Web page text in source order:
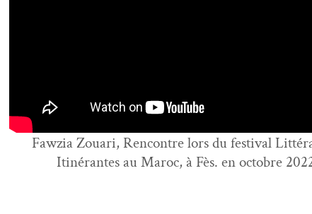
Fawzia Zouari, Ren­con­tre lors du fes­ti­val
Itinérantes au Maroc, à Fès. en octo­bre